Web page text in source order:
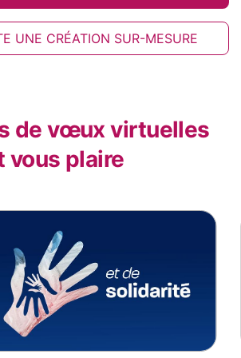
UNE CRÉATION SUR-MESURE
de vœux virtuelles
vous plaire